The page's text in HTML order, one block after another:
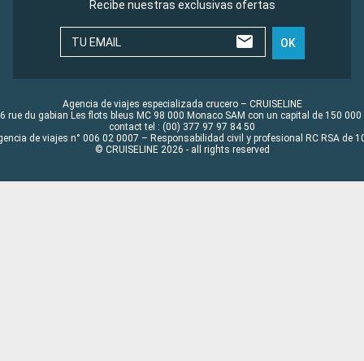
Recibe nuestras exclusivas ofertas
TU EMAIL OK
Agencia de viajes especializada crucero – CRUISELINE
rue du gabian Les flots bleus MC 98 000 Monaco SAM con un capital de 150 000
contact tel : (00) 377 97 97 84 50
de viajes n° 006 02 0007 – Responsabilidad civil y profesional RC RSA de
© CRUISELINE 2026 - all rights reserved